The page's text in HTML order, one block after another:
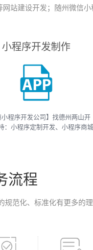
站建设开发；随州微信
小程序开发制作
小程序开发公司】找德州两山开
：小程序定制开发、小程序商城
流程
规范化、标准化有更多的